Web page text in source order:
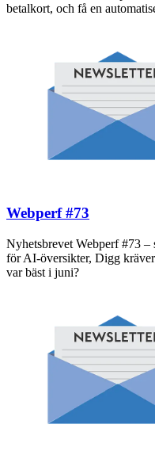
betalkort, och få en
Webperf #73
Nyhetsbrevet Webperf #73
för AI-översikter, Digg
var bäst i juni?